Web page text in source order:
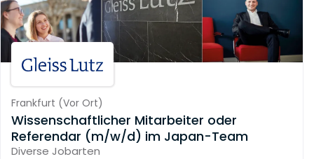
Frankfurt (Vor Ort)
Wissenschaftlicher Mitarbeiter oder
Referendar (m/w/d) im Japan-Team
Diverse Jobarten